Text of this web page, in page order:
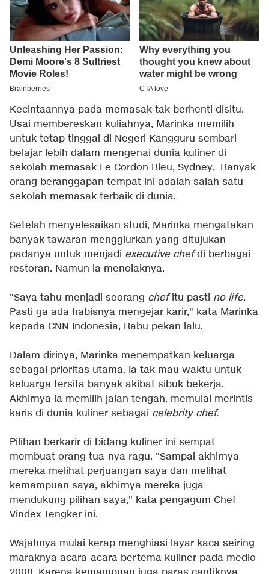
Kecintaannya pada memasak tak berhenti disitu.
Usai membereskan kuliahnya, Marinka memilih
untuk tetap tinggal di Negeri Kangguru sembari
belajar lebih dalam mengenai dunia kuliner di
sekolah memasak Le Cordon Bleu, Sydney. Banyak
orang beranggapan tempat ini adalah salah satu
sekolah memasak terbaik di dunia.
Setelah menyelesaikan studi, Marinka mengatakan
banyak tawaran menggiurkan yang ditujukan
padanya untuk menjadi executive chefdi berbagai
restoran. Namun ia menolaknya.
"Saya tahu menjadi seorang chefitu pasti no life.
Pasti ga ada habisnya mengejar karir," kata Marinka
kepada CNN Indonesia, Rabu pekan lalu.
Dalam dirinya, Marinka menempatkan keluarga
sebagai prioritas utama. Ia tak mau waktu untuk
keluarga tersita banyak akibat sibuk bekerja.
Akhirnya ia memilih jalan tengah, memulai merintis
karis di dunia kuliner sebagai celebrity chef.
Pilihan berkarir di bidang kuliner ini sempat
membuat orang tua-nya ragu. "Sampai akhirnya
mereka melihat perjuangan saya dan melihat
kemampuan saya, akhirnya mereka juga
mendukung pilihan saya," kata pengagum Chef
Vindex Tengker ini.
Wajahnya mulai kerap menghiasi layar kaca seiring
maraknya acara-acara bertema kuliner pada medio